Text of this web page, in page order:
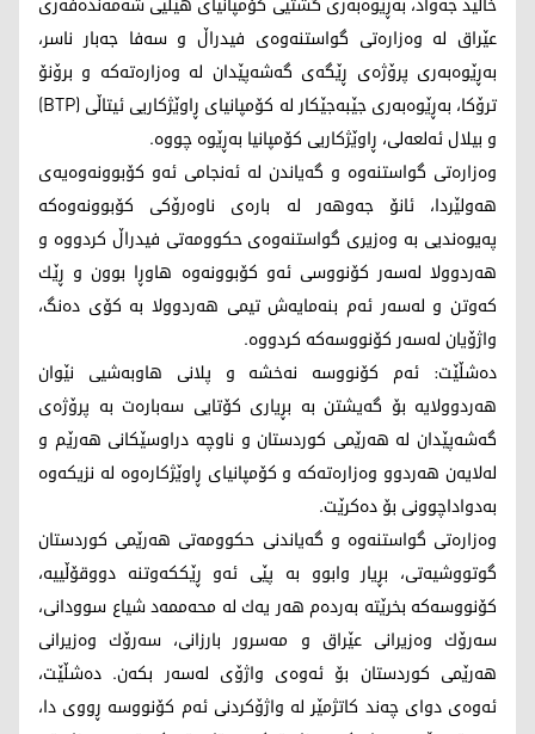
عێراق له‌ وه‌زاره‌تی گواستنه‌وه‌ی فیدراڵ و سه‌فا جه‌بار ناسر،
به‌ڕێوه‌به‌ری پرۆژه‌ی ڕێگه‌ی گه‌شه‌پێدان له‌ وه‌زاره‌ته‌كه‌ و برۆنۆ
ترۆكا، به‌ڕێوه‌به‌ری جێبه‌جێكار له‌ كۆمپانیای ڕاوێژكاریی ئیتاڵی (BTP)
و بیلال ئه‌لعه‌لی، ڕاوێژكاریی كۆمپانیا به‌ڕێوه‌ چووه‌.
وه‌زاره‌تی گواستنه‌وه‌ و گه‌یاندن له‌ ئه‌نجامی ئه‌و كۆبوونه‌وه‌یه‌ی
هه‌ولێردا، ئانۆ جه‌وهه‌ر له‌ باره‌ی ناوه‌رۆكی كۆبوونه‌وه‌كه‌
په‌یوه‌ندیی به‌ وه‌زیری گواستنه‌وه‌ی حكوومه‌تی فیدراڵ كردووه‌ و
هه‌ردوولا له‌سه‌ر كۆنووسی ئه‌و كۆبوونه‌وه‌ هاوڕا بوون و ڕێك
كه‌وتن و له‌سه‌ر ئه‌م بنه‌مایه‌ش تیمی هه‌ردوولا به‌ كۆی ده‌نگ،
واژۆیان له‌سه‌ر كۆنووسه‌كه‌ كردووه‌.
ده‌شڵێت: ئه‌م كۆنووسه‌ نه‌خشه‌ و پلانی هاوبه‌شیی نێوان
هه‌ردوولایه‌ بۆ گه‌یشتن به‌ بڕیاری كۆتایی سه‌باره‌ت به‌ پرۆژه‌ی
گه‌شه‌پێدان له‌ هه‌رێمی كوردستان و ناوچه‌ دراوسێكانی هه‌رێم و
له‌لایه‌ن هه‌ردوو وه‌زاره‌ته‌كه‌ و كۆمپانیای ڕاوێژكاره‌وه‌ له‌ نزیكه‌وه‌
به‌دواداچوونی بۆ ده‌كرێت.
وه‌زاره‌تی گواستنه‌وه‌ و گه‌یاندنی حكوومه‌تی هه‌رێمی كوردستان
گوتووشیه‌تی، بڕیار وابوو به‌ پێی ئه‌و ڕێككه‌وتنه‌ دووقۆڵییه‌،
كۆنووسه‌كه‌ بخرێته‌ به‌رده‌م هه‌ر یه‌ك له‌ محه‌ممه‌د شیاع سوودانی،
سه‌رۆك وه‌زیرانی عێراق و مه‌سرور بارزانی، سه‌رۆك وه‌زیرانی
هه‌رێمی كوردستان بۆ ئه‌وه‌ی واژۆی له‌سه‌ر بكه‌ن. ده‌شڵێت،
ئه‌وه‌ی دوای چه‌ند كاتژمێر له‌ واژۆكردنی ئه‌م كۆنووسه‌ ڕووی دا،